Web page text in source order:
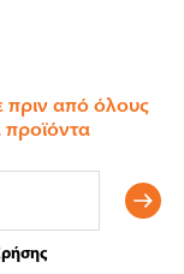
από όλους
προϊόντα